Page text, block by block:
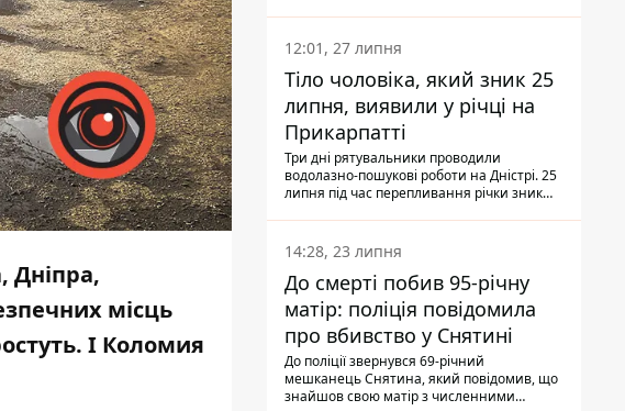
Дніпра,
місць
І Коломия
Також травми отримала водійка
автомобіля.
12:01, 27 липня
Тіло чоловіка, який зник 25
липня, виявили у річці на
Прикарпатті
Три дні рятувальники проводили
водолазно-пошукові роботи на Дністрі. 25
липня під час перепливання річки зник
виявили тіло.
14:28, 23 липня
До смерті побив 95-річну
матір: поліція повідомила
про вбивство у Снятині
До поліції звернувся 69-річний
мешканець Снятина, який повідомив, що
знайшов свою матір з численними